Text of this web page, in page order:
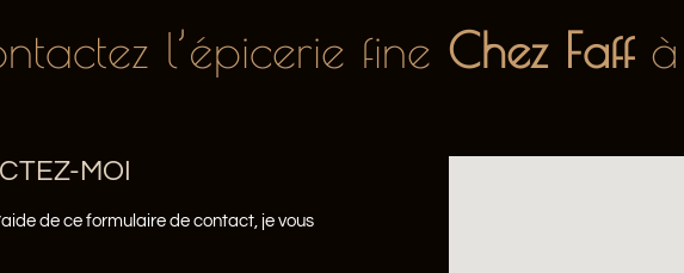
l’épicerie fine Chez Faffà
MOI
de ce formulaire de contact, je vous